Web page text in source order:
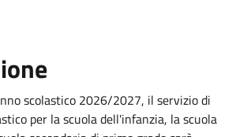
scolastico 2026/2027, il servizio di
per la scuola dell'infanzia, la scuola